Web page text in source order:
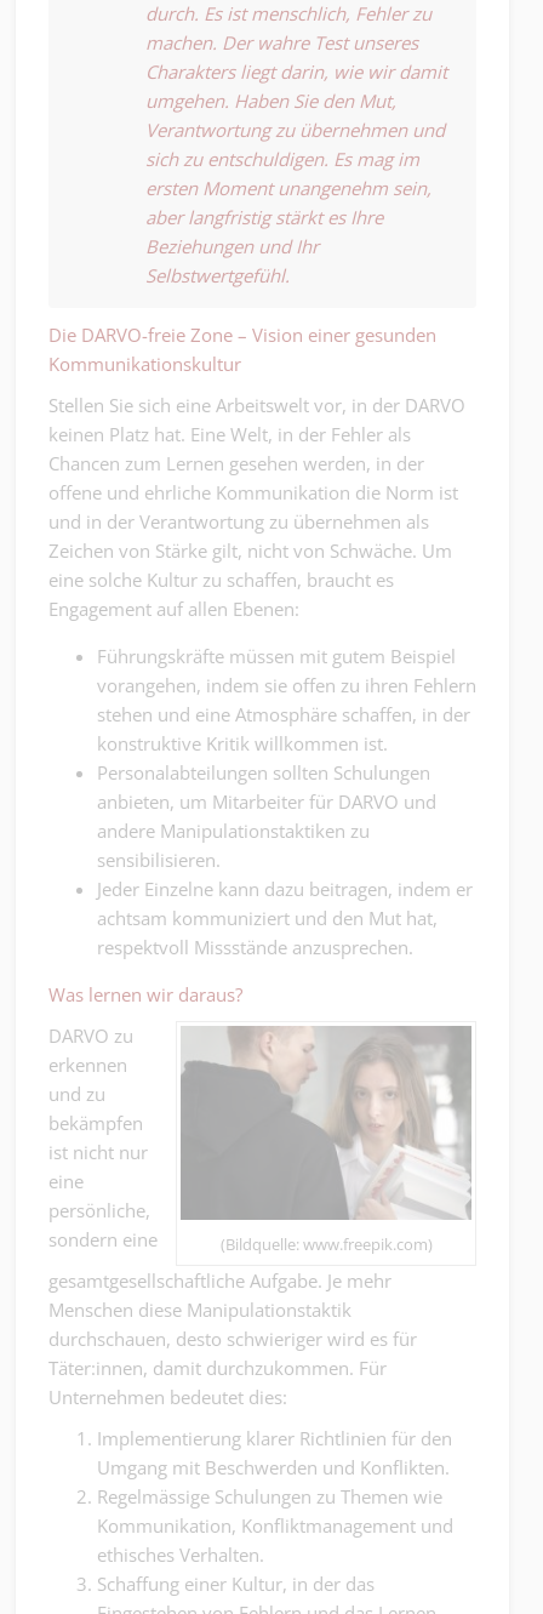
durch. Es ist menschlich, Fehler zu
machen. Der wahre Test unseres
Charakters liegt darin, wie wir damit
umgehen. Haben Sie den Mut,
Verantwortung zu übernehmen und
sich zu entschuldigen. Es mag im
ersten Moment unangenehm sein,
aber langfristig stärkt es Ihre
Beziehungen und Ihr
Selbstwertgefühl.
Die DARVO-freie Zone – Vision einer gesunden
Kommunikationskultur
Stellen Sie sich eine Arbeitswelt vor, in der DARVO
keinen Platz hat. Eine Welt, in der Fehler als
Chancen zum Lernen gesehen werden, in der
offene und ehrliche Kommunikation die Norm ist
und in der Verantwortung zu übernehmen als
Zeichen von Stärke gilt, nicht von Schwäche. Um
eine solche Kultur zu schaffen, braucht es
Engagement auf allen Ebenen:
Führungskräfte müssen mit gutem Beispiel
vorangehen, indem sie offen zu ihren Fehlern
stehen und eine Atmosphäre schaffen, in der
konstruktive Kritik willkommen ist.
Personalabteilungen sollten Schulungen
anbieten, um Mitarbeiter für DARVO und
andere Manipulationstaktiken zu
sensibilisieren.
Jeder Einzelne kann dazu beitragen, indem er
achtsam kommuniziert und den Mut hat,
respektvoll Missstände anzusprechen.
Was lernen wir daraus?
(Bildquelle: www.freepik.com)
DARVO zu
erkennen
und zu
bekämpfen
ist nicht nur
eine
persönliche,
sondern eine
gesamtgesellschaftliche Aufgabe. Je mehr
Menschen diese Manipulationstaktik
durchschauen, desto schwieriger wird es für
Täter:innen, damit durchzukommen. Für
Unternehmen bedeutet dies:
Implementierung klarer Richtlinien für den
Umgang mit Beschwerden und Konflikten.
Regelmässige Schulungen zu Themen wie
Kommunikation, Konfliktmanagement und
ethisches Verhalten.
Schaffung einer Kultur, in der das